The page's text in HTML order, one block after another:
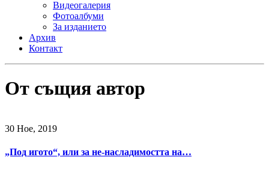
Видеогалерия
Фотоалбуми
За изданието
Архив
Контакт
От същия автор
30 Ное, 2019
„Под игото“, или за не-насладимостта на…